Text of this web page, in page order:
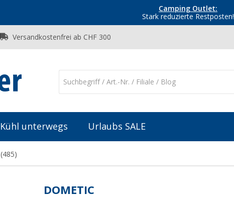
Camping Outlet:
Stark reduzierte Restposten!
Versandkostenfrei ab CHF 300
Kühl unterwegs Urlaubs SALE
(485)
DOMETIC